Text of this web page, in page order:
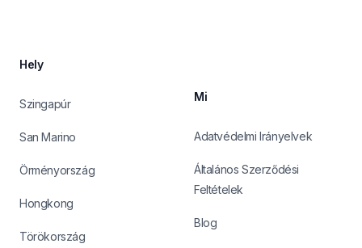
Hely
Szingapúr
San Marino
Örményország
Hongkong
Törökország
Mi
Adatvédelmi Irányelvek
Általános Szerződési
Feltételek
Blog